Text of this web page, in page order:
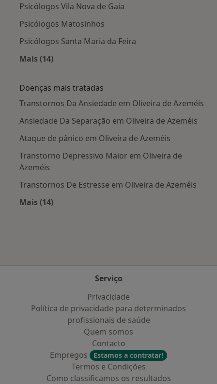
Psicólogos Vila Nova de Gaia
Psicólogos Matosinhos
Psicólogos Santa Maria da Feira
Mais (14)
Doenças mais tratadas
Transtornos Da Ansiedade em Oliveira de Azeméis
Ansiedade Da Separação em Oliveira de Azeméis
Ataque de pânico em Oliveira de Azeméis
Transtorno Depressivo Maior em Oliveira de
Azeméis
Transtornos De Estresse em Oliveira de Azeméis
Mais (14)
Serviço
Privacidade
Política de privacidade para determinados
profissionais de saúde
Quem somos
Contacto
Empregos
Estamos a contratar!
Termos e Condições
Como classificamos os resultados